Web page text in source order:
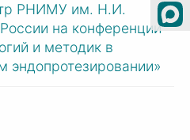
РНИМУ им. Н.И.
на конференции
и методик в
эндопротезировании»